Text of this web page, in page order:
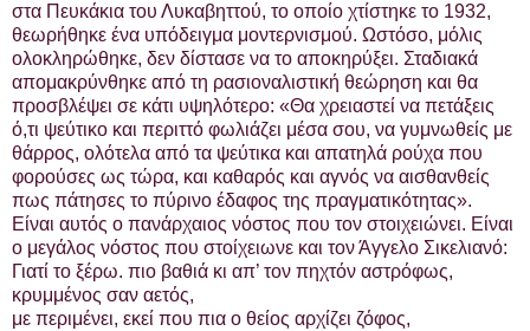
στα Πευκάκια του Λυκαβηττού, το οποίο χτίστηκε το 1932,
θεωρήθηκε ένα υπόδειγμα μοντερνισμού. Ωστόσο, μόλις
ολοκληρώθηκε, δεν δίστασε να το αποκηρύξει. Σταδιακά
απομακρύνθηκε από τη ρασιοναλιστική θεώρηση και θα
προσβλέψει σε κάτι υψηλότερο: «Θα χρειαστεί να πετάξεις
ό,τι ψεύτικο και περιττό φωλιάζει μέσα σου, να γυμνωθείς με
θάρρος, ολότελα από τα ψεύτικα και απατηλά ρούχα που
φορούσες ως τώρα, και καθαρός και αγνός να αισθανθείς
πως πάτησες το πύρινο έδαφος της πραγματικότητας».
Είναι αυτός ο πανάρχαιος νόστος που τον στοιχειώνει. Είναι
ο μεγάλος νόστος που στοίχειωνε και τον Άγγελο Σικελιανό:
Γιατί το ξέρω. πιο βαθιά κι απ’ τον πηχτόν αστρόφως,
κρυμμένος σαν αετός,
με περιμένει, εκεί που πια ο θείος αρχίζει ζόφος,